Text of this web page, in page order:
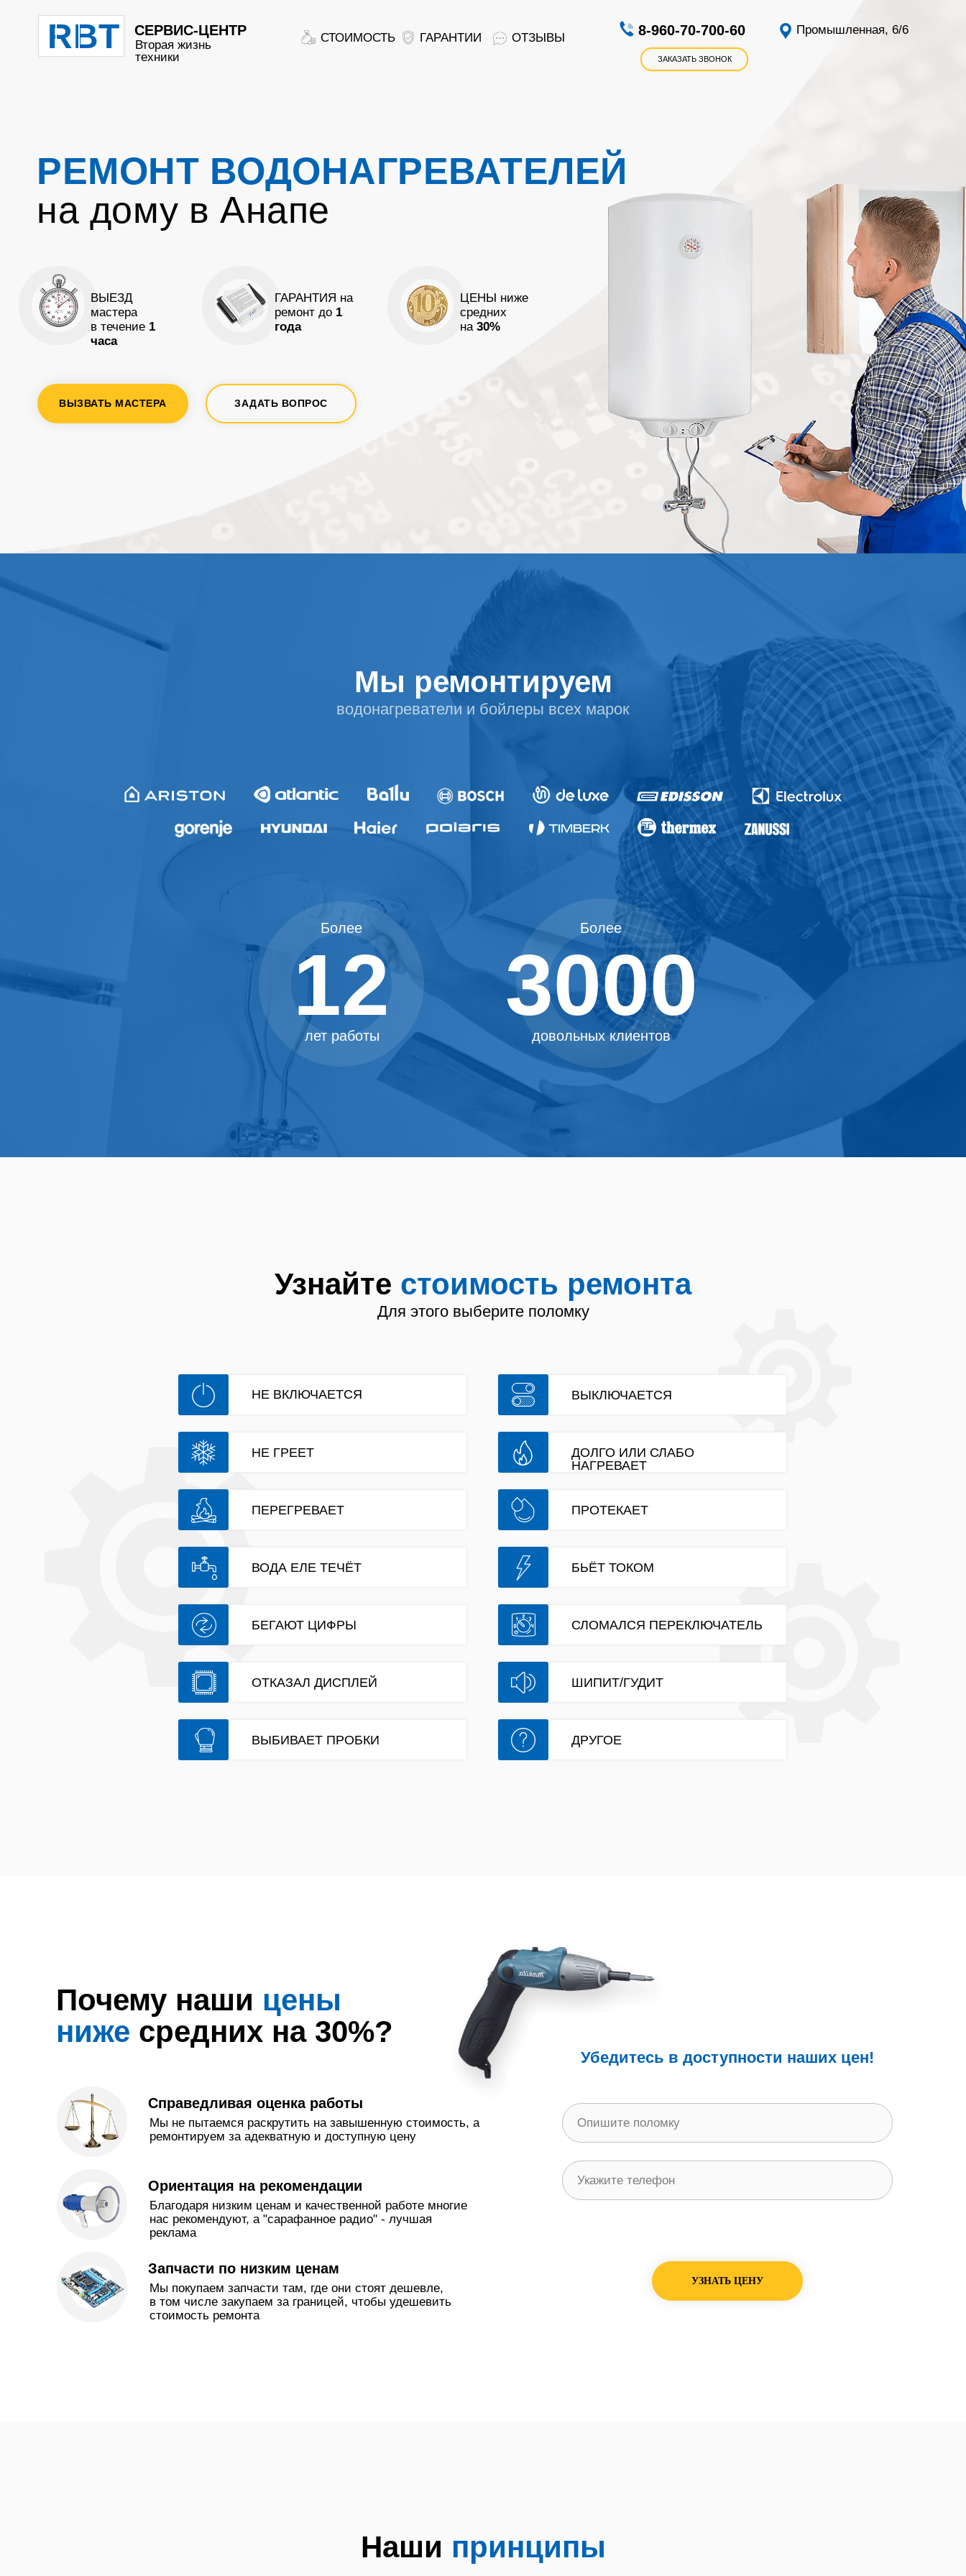
ВЫЕЗД
мастера
в течение 1
часа
ГАРАНТИЯ на
ремонт до 1
года
ЦЕНЫ ниже
средних
на 30%
ВЫЗВАТЬ МАСТЕРА ЗАДАТЬ ВОПРОС
РЕМОНТ ВОДОНАГРЕВАТЕЛЕЙ
на дому в Анапе
СЕРВИС-ЦЕНТР
Вторая жизнь
техники
ГАРАНТИИ ОТЗЫВЫ 8-960-70-700-60 Промышленная, 6/6
ЗАКАЗАТЬ ЗВОНОК
RBT СТОИМОСТЬ
Более
12
лет работы
Более
3000
довольных клиентов
Мы ремонтируем
водонагреватели и бойлеры всех марок
НЕ ВКЛЮЧАЕТСЯ
НЕ ГРЕЕТ
ОТКАЗАЛ ДИСПЛЕЙ
ВОДА ЕЛЕ ТЕЧЁТ
ВЫБИВАЕТ ПРОБКИ
БЬЁТ ТОКОМ
БЕГАЮТ ЦИФРЫ СЛОМАЛСЯ ПЕРЕКЛЮЧАТЕЛЬ
ПРОТЕКАЕТ
ВЫКЛЮЧАЕТСЯ
ПЕРЕГРЕВАЕТ
ДОЛГО ИЛИ СЛАБО
НАГРЕВАЕТ
ШИПИТ/ГУДИТ
ДРУГОЕ
Для этого выберите поломку
Узнайте стоимость ремонта
Узнайте
стоимость ремонта
Ремонт от 700р. Цены ниже средних на 30%. Выезд сразу. Починим сегодня. Гарантия на ремонт водонагревателей и
бойлеров в Апапе до 1 года. Работаем порядочно. Ремонт водонагревателей на дому Ремонт водонагревателей в
Ремонт бойлеров на дому Ремонт бойлеров в Апапе Ремонт водонагревателей Апапа Ремонт бойлеров Апапе Мастер
водонагревателей в Апапе Мастер по ремонту водонагревателей в Апапе Отремонтировать водонагреватель в Апапе
Почему наши цены
ниже средних на 30%?
Мы не пытаемся раскрутить на завышенную стоимость, а
ремонтируем за адекватную и доступную цену
Справедливая оценка работы
Благодаря низким ценам и качественной работе многие
нас рекомендуют, а "сарафанное радио" - лучшая
реклама
Ориентация на рекомендации
Мы покупаем запчасти там, где они стоят дешевле,
в том числе закупаем за границей, чтобы удешевить
стоимость ремонта
Запчасти по низким ценам
Убедитесь в доступности наших цен!
УЗНАТЬ ЦЕНУ
Наши принципы